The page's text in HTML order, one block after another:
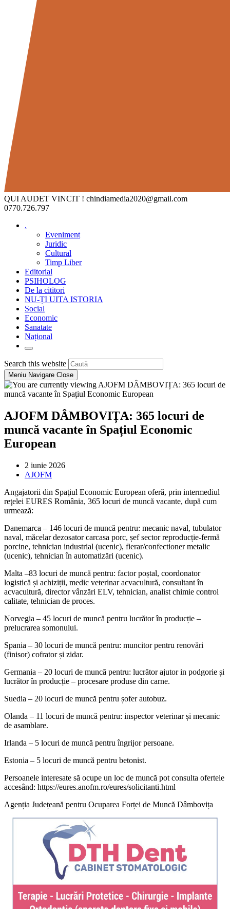
QUI AUDET VINCIT ! chindiamedia2020@gmail.com
0770.726.797
.
Eveniment
Juridic
Cultural
Timp Liber
Editorial
PSIHOLOG
De la cititori
NU-ȚI UITA ISTORIA
Social
Economic
Sanatate
Național
Toggle
website
search
Search this website
Escape
to
close
panel.
Meniu Navigare Close
AJOFM DÂMBOVIȚA: 365 locuri de
muncă vacante în Spațiul Economic
European
Post
published:
2 iunie 2026
Post
AJOFM
Angajatorii din Spaţiul Economic European oferă, prin intermediul
reţelei EURES România, 365 locuri de muncă vacante, după cum
urmează:
Danemarca – 146 locuri de muncă pentru: mecanic naval, tubulator
naval, măcelar dezosator carcasa porc, șef sector reproducție-fermă
porcine, tehnician industrial (ucenic), fierar/confectioner metalic
(ucenic), tehnician în automatizări (ucenic).
Malta –83 locuri de muncă pentru: factor poștal, coordonator
logistică și achiziții, medic veterinar acvacultură, consultant în
acvacultură, director vânzări ELV, tehnician, analist chimie control
calitate, tehnician de proces.
Norvegia – 45 locuri de muncă pentru lucrător în producție –
prelucrarea somonului.
Spania – 30 locuri de muncă pentru: muncitor pentru renovări
(finisor) cofrator și zidar.
Germania – 20 locuri de muncă pentru: lucrător ajutor in podgorie și
lucrător în producție – procesare produse din carne.
Suedia – 20 locuri de muncă pentru șofer autobuz.
Olanda – 11 locuri de muncă pentru: inspector veterinar și mecanic
de asamblare.
Irlanda – 5 locuri de muncă pentru îngrijor persoane.
Estonia – 5 locuri de muncă pentru betonist.
Persoanele interesate să ocupe un loc de muncă pot consulta ofertele
accesând: https://eures.anofm.ro/eures/solicitanti.html
Agenția Județeană pentru Ocuparea Forței de Muncă Dâmbovița